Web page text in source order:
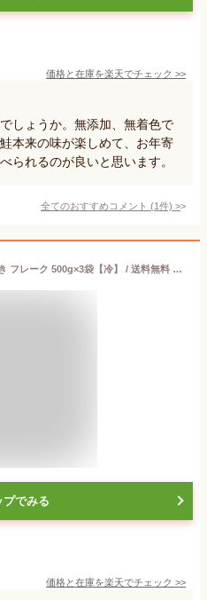
価格と在庫を楽天でチェック >>
しょうか。無添加、無着色で
本来の味が楽しめて、お年寄
られるのが良いと思います。
全てのおすすめコメント (1件) >
山内水産 山漬け製法 あらびき フレーク 500g×3袋【冷】 / 送料無料 白糠産 北海道秋鮭 使用 塩引き鮭 中辛口 / 手作業 高級 ふりかけ 人気 ギフト ご飯のおとも お取り寄せ 海鮮 鮭フレーク 贅沢 おにぎり 朝食 お歳暮 やまかん
プでみる
価格と在庫を楽天でチェック >>